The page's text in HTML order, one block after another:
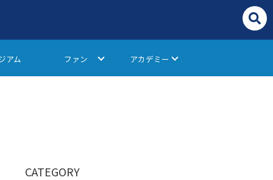
アム ファン アカデミー
CATEGORY